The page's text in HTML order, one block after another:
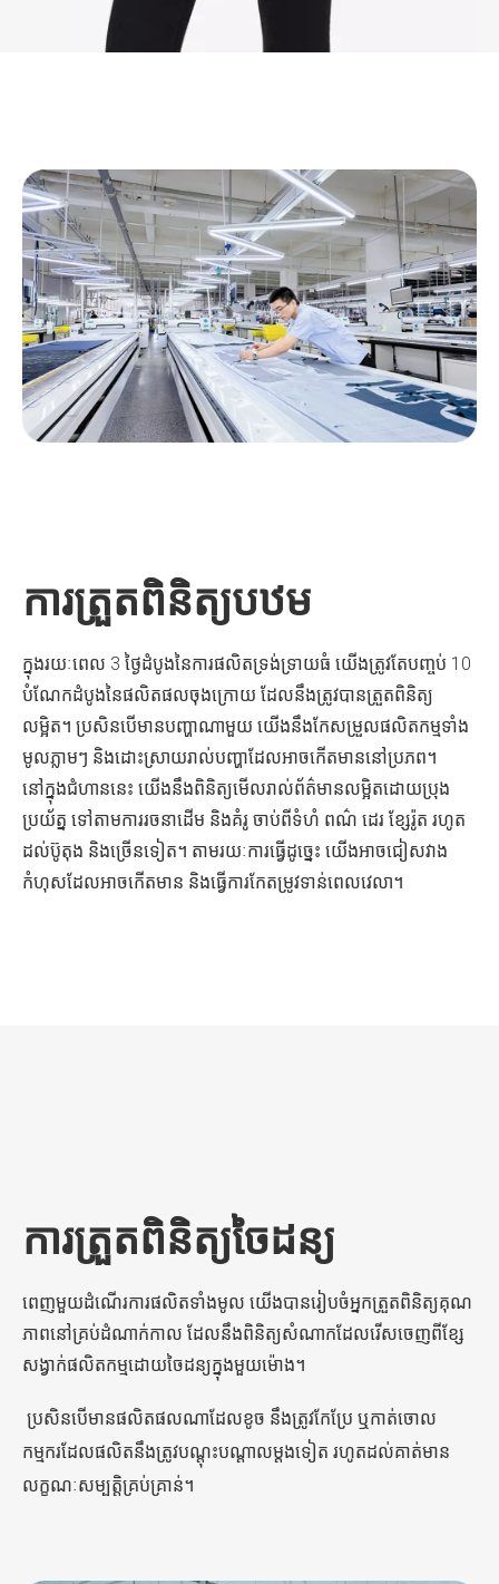
ការត្រួតពិនិត្យបឋម
ក្នុងរយៈពេល 3 ថ្ងៃដំបូងនៃការផលិតទ្រង់ទ្រាយធំ យើងត្រូវតែបញ្ចប់ 10
បំណែកដំបូងនៃផលិតផលចុងក្រោយ ដែលនឹងត្រូវបានត្រួតពិនិត្យ
លម្អិត។ ប្រសិនបើមានបញ្ហាណាមួយ យើងនឹងកែសម្រួលផលិតកម្មទាំង
មូលភ្លាមៗ និងដោះស្រាយរាល់បញ្ហាដែលអាចកើតមាននៅប្រភព។
នៅក្នុងជំហាននេះ យើងនឹងពិនិត្យមើលរាល់ព័ត៌មានលម្អិតដោយប្រុង
ប្រយ័ត្ន ទៅតាមការរចនាដើម និងគំរូ ចាប់ពីទំហំ ពណ៌ ដេរ ខ្សែរ៉ូត រហូត
ដល់ប៊ូតុង និងច្រើនទៀត។ តាមរយៈការធ្វើដូច្នេះ យើងអាចជៀសវាង
កំហុសដែលអាចកើតមាន និងធ្វើការកែតម្រូវទាន់ពេលវេលា។
ការត្រួតពិនិត្យចៃដន្យ
ពេញមួយដំណើរការផលិតទាំងមូល យើងបានរៀបចំអ្នកត្រួតពិនិត្យគុណ
ភាពនៅគ្រប់ដំណាក់កាល ដែលនឹងពិនិត្យសំណាកដែលរើសចេញពីខ្សែ
សង្វាក់ផលិតកម្មដោយចៃដន្យក្នុងមួយម៉ោង។
ប្រសិនបើមានផលិតផលណាដែលខូច នឹងត្រូវកែប្រែ ឬកាត់ចោល
កម្មករដែលផលិតនឹងត្រូវបណ្តុះបណ្តាលម្តងទៀត រហូតដល់គាត់មាន
លក្ខណៈសម្បត្តិគ្រប់គ្រាន់។